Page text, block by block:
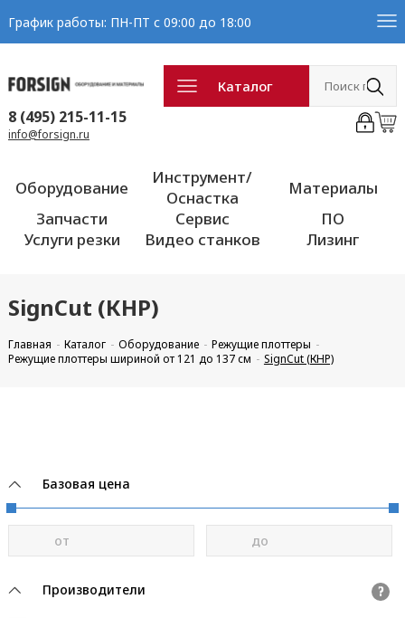
График работы: ПН-ПТ с 09:00 до 18:00
Каталог
8 (495) 215-11-15
info@forsign.ru
Оборудование
Инструмент/
Оснастка
Материалы
Запчасти
Сервис
ПО
Услуги резки
Видео станков Лизинг
SignCut (КНР)
Главная Каталог Оборудование
Режущие плоттеры
Режущие плоттеры шириной от 121 до 137 см
SignCut (КНР)
Базовая цена
от до
Производители ?